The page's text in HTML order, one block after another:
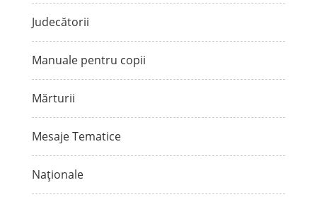
Judecătorii
Manuale pentru copii
Mărturii
Mesaje Tematice
Naționale